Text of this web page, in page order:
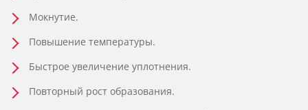
Мокнутие.
Повышение температуры.
Быстрое увеличение уплотнения.
Повторный рост образования.